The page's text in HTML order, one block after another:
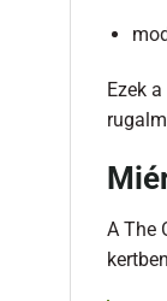
Ezek
A The